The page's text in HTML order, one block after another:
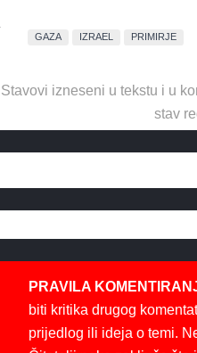
GAZA IZRAEL PRIMIRJE
Stavovi izneseni u tekstu i u
stav
PRAVILA
biti kritika drugog
prijedlog ili ideja o temi.